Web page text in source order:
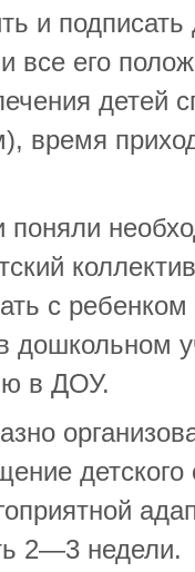
и подписать
все его
детей
время
с
дошкольном
в ДОУ.
детского
2—3 недели.